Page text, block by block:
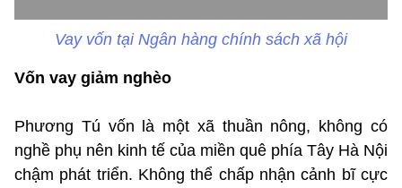
Vay vốn tại Ngân hàng chính sách xã hội
Vốn vay giảm nghèo
Phương Tú vốn là một xã thuần nông, không có
nghề phụ nên kinh tế của miền quê phía Tây Hà Nội
chậm phát triển. Không thể chấp nhận cảnh bĩ cực